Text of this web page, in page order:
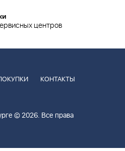
центров
КОНТАКТЫ
© 2026. Все права